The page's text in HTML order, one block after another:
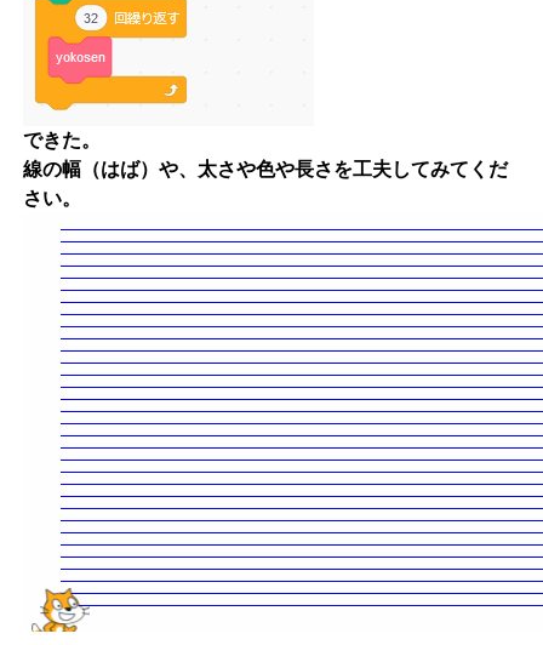
できた。
線の幅（はば）や、太さや色や長さを工夫してみてくだ
さい。